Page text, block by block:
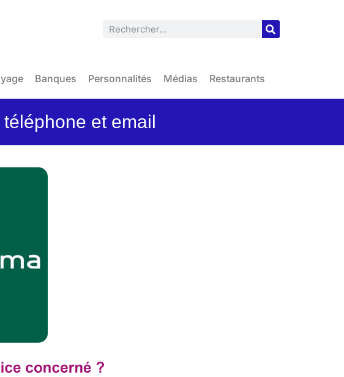
Banques Personnalités Médias Restaurants
et email